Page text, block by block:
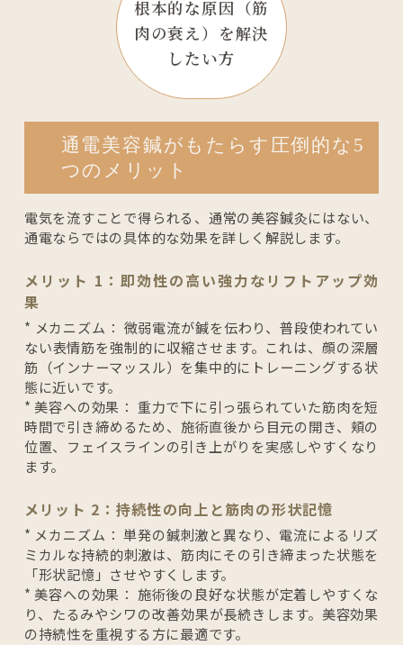
根本的な原因 （筋
肉の衰え）を解決
したい方
通電美容鍼がもたらす圧倒的な5
つのメリット
電気を流すことで得られる、通常の美容鍼灸にはない、
通電ならではの具体的な効果を詳しく解説します。
メリット 1：即効性の高い強力なリフトアップ効
果
* メカニズム： 微弱電流が鍼を伝わり、普段使われてい
ない表情筋を強制的に収縮させます。これは、顔の深層
筋（インナーマッスル）を集中的にトレーニングする状
態に近いです。
* 美容への効果： 重力で下に引っ張られていた筋肉を短
時間で引き締めるため、施術直後から目元の開き、頬の
位置、フェイスラインの引き上がりを実感しやすくなり
ます。
メリット 2：持続性の向上と筋肉の形状記憶
* メカニズム： 単発の鍼刺激と異なり、電流によるリズ
ミカルな持続的刺激は、筋肉にその引き締まった状態を
「形状記憶」させやすくします。
* 美容への効果： 施術後の良好な状態が定着しやすくな
り、たるみやシワの改善効果が長続きします。美容効果
の持続性を重視する方に最適です。